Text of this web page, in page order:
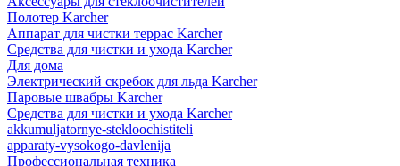
Полотер Karcher
Аппарат для чистки террас Karcher
Средства для чистки и ухода Karcher
Для дома
Электрический скребок для льда Karcher
Паровые швабры Karcher
Средства для чистки и ухода Karcher
akkumuljatornye-stekloochistiteli
apparaty-vysokogo-davlenija
Профессиональная техника